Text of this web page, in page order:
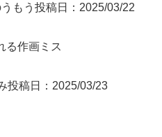
もう 投稿日：2025/03/22
る作画ミス
投稿日：2025/03/23